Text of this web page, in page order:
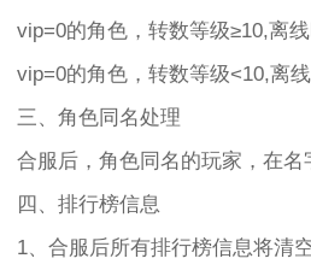
vip=0的角色，转数等级≥10,离
vip=0的角色，转数等级<10,离
三、角色同名处理
合服后，角色同名的玩家，在名
四、排行榜信息
1、合服后所有排行榜信息将清